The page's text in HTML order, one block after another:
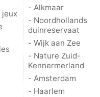
jeux
- Alkmaar
- Noordhollands
duinreservaat
- Wijk aan Zee
- Nature Zuid-
Kennermerland
- Amsterdam
- Haarlem